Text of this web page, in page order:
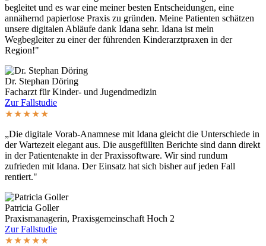
begleitet und es war eine meiner besten Entscheidungen, eine
annähernd papierlose Praxis zu gründen. Meine Patienten schätzen
unsere digitalen Abläufe dank Idana sehr. Idana ist mein
Wegbegleiter zu einer der führenden Kinderarztpraxen in der
Region!"
Dr. Stephan Döring
Facharzt für Kinder- und Jugendmedizin
Zur Fallstudie
★★★★★
„Die digitale Vorab-Anamnese mit Idana gleicht die Unterschiede in
der Wartezeit elegant aus. Die ausgefüllten Berichte sind dann direkt
in der Patientenakte in der Praxissoftware. Wir sind rundum
zufrieden mit Idana. Der Einsatz hat sich bisher auf jeden Fall
rentiert."
Patricia Goller
Praxismanagerin, Praxisgemeinschaft Hoch 2
Zur Fallstudie
★★★★★